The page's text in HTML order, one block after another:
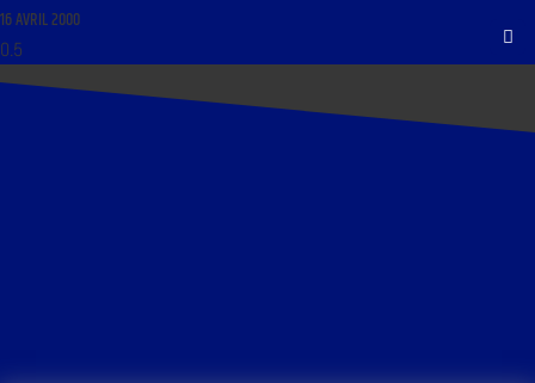
16 AVRIL 2000